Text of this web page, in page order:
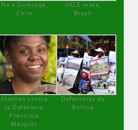
No a Dominga,
Chile
VALE mata,
Brasil
Atentan contra
la Defensora
Francisca
Márquez
Defensoras de
Bolivia